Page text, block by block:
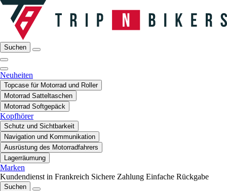
Suchen
Neuheiten
Topcase für Motorrad und Roller
Motorrad Satteltaschen
Motorrad Softgepäck
Kopfhörer
Schutz und Sichtbarkeit
Navigation und Kommunikation
Ausrüstung des Motorradfahrers
Lagerräumung
Marken
Kundendienst in Frankreich Sichere Zahlung Einfache Rückgabe
Suchen